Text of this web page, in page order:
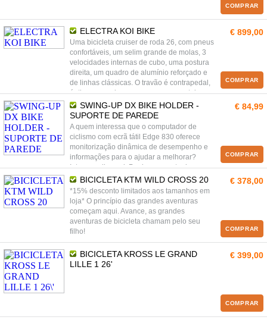
COMPRAR
ELECTRA KOI BIKE
Uma bicicleta cruiser de roda 26, com pneus
confortáveis, um selim grande de molas, 3
velocidades internas de cubo, uma postura
direita, um quadro de alumínio reforçado e
de linhas clássicas. O travão é contrapedal,
óptima para planos, como zonas costeiras
especialmente por o quadro não oxidar.
€ 899,00
COMPRAR
SWING-UP DX BIKE HOLDER -
SUPORTE DE PAREDE
A quem interessa que o computador de
ciclismo com ecrã tátil Edge 830 oferece
monitorização dinâmica de desempenho e
informações para o ajudar a melhorar?
Interessa-lhe a si. Por isso, quer tenha um
lugar no pódio, esteja qualificado para Kona,
percorra trilhos de gravilha, percursos de
estrada, ruas citadinas, pratique dirt bike ou
algo semelhante, o Edge 830 está pronto a
pedalar consigo.
€ 84,99
COMPRAR
BICICLETA KTM WILD CROSS 20
*15% desconto limitados aos tamanhos em
loja* O princípio das grandes aventuras
começam aqui. Avance, as grandes
aventuras de bicicleta chamam pelo seu
filho!
€ 378,00
COMPRAR
BICICLETA KROSS LE GRAND
LILLE 1 26'
€ 399,00
COMPRAR